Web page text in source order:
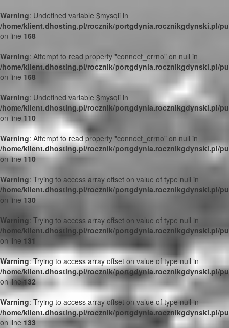
Warning: Undefined variable $mysqli in
/home/klient.dhosting.pl/rocznik/portgdynia.rocznikgdynski.pl/
on line 168
Warning: Attempt to read property "connect_errno" on null in
/home/klient.dhosting.pl/rocznik/portgdynia.rocznikgdynski.pl/
on line 168
Warning: Undefined variable $mysqli in
/home/klient.dhosting.pl/rocznik/portgdynia.rocznikgdynski.pl/
on line 110
Warning: Attempt to read property "connect_errno" on null in
/home/klient.dhosting.pl/rocznik/portgdynia.rocznikgdynski.pl/
on line110
Warning: Trying to access array offset on value of type null in
/home/klient.dhosting.pl/rocznik/portgdynia.rocznikgdynski.pl/
on line 130
Warning: Trying to access array offset on value of type null in
/home/klient.dhosting.pl/rocznik/portgdynia.rocznikgdynski.pl/
on line 131
Warning: Trying to access array offset on value of type null in
/home/klient.dhosting.pl/rocznik/portgdynia.rocznikgdynski.pl/
on line132
Warning: Trying to access array offset on value of type null in
/home/klient.dhosting.pl/rocznik/portgdynia.rocznikgdynski.pl/
on line 133